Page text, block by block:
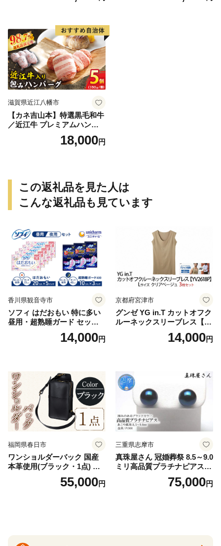
滋賀県近江八幡市
【カネ吉山本】特選黒毛和牛
／近江牛 プレミアムハンバ
ーグ 5個箱入【750ｇ（約150
ｇ×5個）】【Y095W】
18,000円
この返礼品を見た人は
こんな返礼品も見ています
香川県観音寺市
ソフィ はだおもい 特に多い
昼用・超熟睡ガード セット
羽付き ナプキン 生理用品 サ
ニタリー ユニ・チャーム
14,000円
京都府宮津市
グンゼ YG in.T カットオフク
ルーネックスリーブレス【Y
V2618P】Lサイズ クリアベ
ージュ3枚セット [№5716-04
14,000円
福岡県春日市
ワンショルダーバック 国産
本革使用(ブラック・1点) 鞄
バック バッグ カバン レザー
国産 日本製 牛革 黒 革 革製
55,000円
三重県志摩市
真珠屋さん 冠婚葬祭 8.5～9.0
ミリ高品質プラチナピアス P
t900 志摩産アコヤ真珠 ブラ
ックパール 黒真珠75,000円